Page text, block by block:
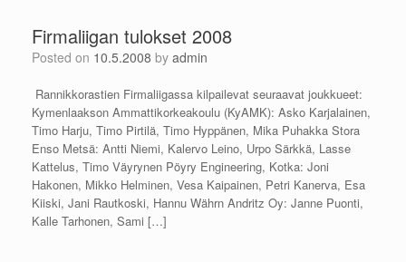
Firmaliigan tulokset 2008
Posted on 10.5.2008 by admin
Rannikkorastien Firmaliigassa kilpailevat seuraavat joukkueet:
Kymenlaakson Ammattikorkeakoulu (KyAMK): Asko Karjalainen,
Timo Harju, Timo Pirtilä, Timo Hyppänen, Mika Puhakka Stora
Enso Metsä: Antti Niemi, Kalervo Leino, Urpo Särkkä, Lasse
Kattelus, Timo Väyrynen Pöyry Engineering, Kotka: Joni
Hakonen, Mikko Helminen, Vesa Kaipainen, Petri Kanerva, Esa
Kiiski, Jani Rautkoski, Hannu Währn Andritz Oy: Janne Puonti,
Kalle Tarhonen, Sami […]